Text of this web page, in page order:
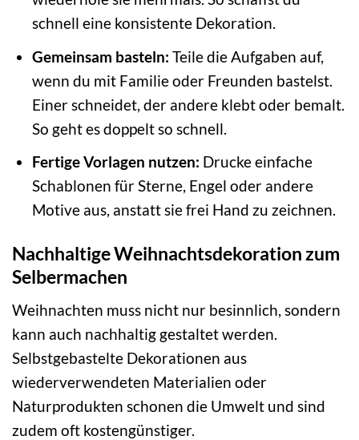
schnell eine konsistente Dekoration.
Gemeinsam basteln: Teile die Aufgaben auf,
wenn du mit Familie oder Freunden bastelst.
Einer schneidet, der andere klebt oder bemalt.
So geht es doppelt so schnell.
Fertige Vorlagen nutzen: Drucke einfache
Schablonen für Sterne, Engel oder andere
Motive aus, anstatt sie frei Hand zu zeichnen.
Nachhaltige Weihnachtsdekoration zum
Selbermachen
Weihnachten muss nicht nur besinnlich, sondern
kann auch nachhaltig gestaltet werden.
Selbstgebastelte Dekorationen aus
wiederverwendeten Materialien oder
Naturprodukten schonen die Umwelt und sind
zudem oft kostengünstiger.